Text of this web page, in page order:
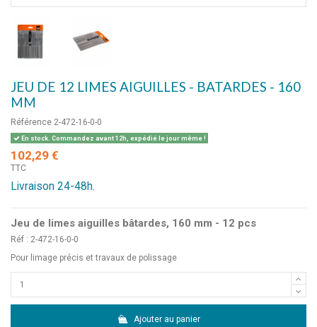
JEU DE 12 LIMES AIGUILLES - BATARDES - 160
MM
Référence 2-472-16-0-0
En stock. Commandez avant 12h, expédié le jour même !
102,29 €
TTC
Livraison 24-48h.
Jeu de limes aiguilles bâtardes, 160 mm - 12 pcs
Réf : 2-472-16-0-0
Pour limage précis et travaux de polissage
Ajouter au panier